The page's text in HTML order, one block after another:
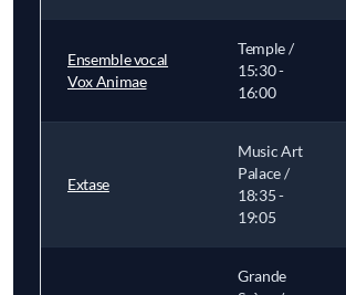
Ensemble vocal
Vox Animae
Temple /
15:30 -
16:00
Extase
Music Art
Palace /
18:35 -
19:05
Grande